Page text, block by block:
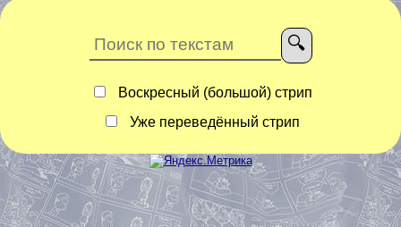
Воскресный (большой) стрип
Уже переведённый стрип